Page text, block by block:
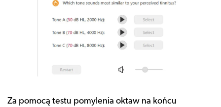
Za pomocą testu pomylenia oktaw na końcu